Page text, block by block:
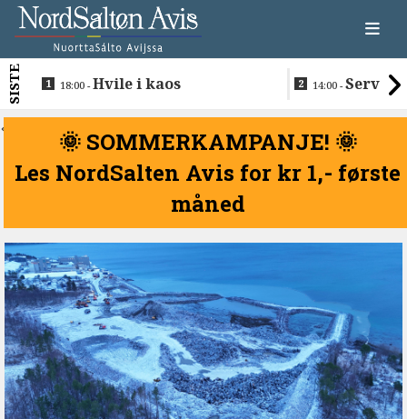
SISTE 18:00 -Hvile i kaos 14:00 -
beboerne
<
🌞 SOMMERKAMPANJE! 🌞
Les NordSalten Avis for kr 1,- første
måned